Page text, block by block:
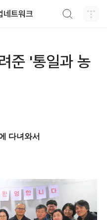
네트워크
준 '통일과 농
다녀와서